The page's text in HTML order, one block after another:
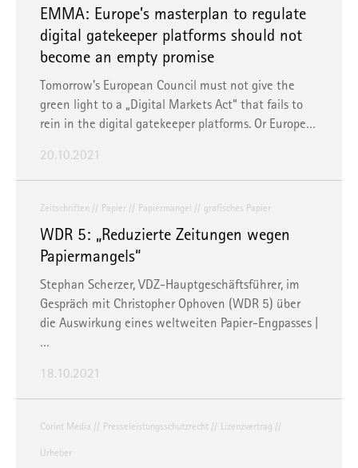
EMMA: Europe’s masterplan to regulate
digital gatekeeper platforms should not
become an empty promise
Tomorrow’s European Council must not give the
green light to a „Digital Markets Act“ that fails to
rein in the digital gatekeeper platforms. Or Europe…
20.10.2021
Zeitschriften Papier Papiermangel grafisches Papier
WDR 5: „Reduzierte Zeitungen wegen
Papiermangels“
Stephan Scherzer, VDZ-Hauptgeschäftsführer, im
Gespräch mit Christopher Ophoven (WDR 5) über
die Auswirkung eines weltweiten Papier-Engpasses |
…
18.10.2021
Corint Media Presseleistungsschutzrecht Lizenzvertrag
Urheber